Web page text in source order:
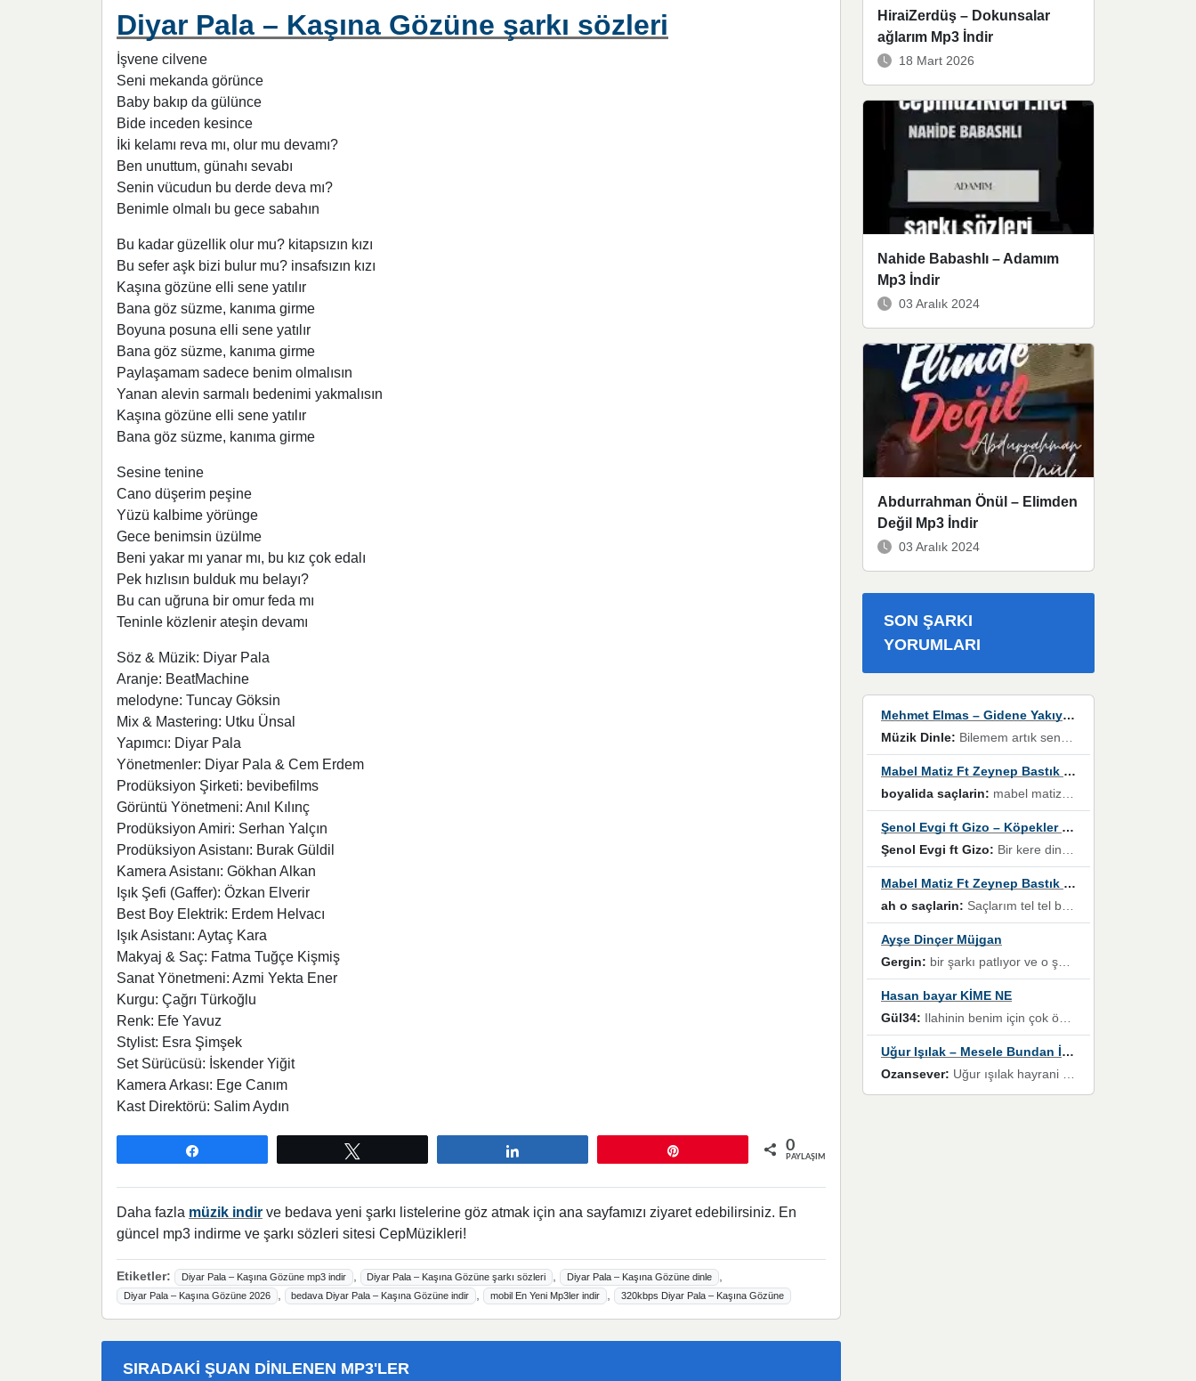
Diyar Pala – Kaşına Gözüne şarkı sözleri
İşvene cilvene
Seni mekanda görünce
Baby bakıp da gülünce
Bide inceden kesince
İki kelamı reva mı, olur mu devamı?
Ben unuttum, günahı sevabı
Senin vücudun bu derde deva mı?
Benimle olmalı bu gece sabahın
Bu kadar güzellik olur mu? kitapsızın kızı
Bu sefer aşk bizi bulur mu? insafsızın kızı
Kaşına gözüne elli sene yatılır
Bana göz süzme, kanıma girme
Boyuna posuna elli sene yatılır
Bana göz süzme, kanıma girme
Paylaşamam sadece benim olmalısın
Yanan alevin sarmalı bedenimi yakmalısın
Kaşına gözüne elli sene yatılır
Bana göz süzme, kanıma girme
Sesine tenine
Cano düşerim peşine
Yüzü kalbime yörünge
Gece benimsin üzülme
Beni yakar mı yanar mı, bu kız çok edalı
Pek hızlısın bulduk mu belayı?
Bu can uğruna bir omur feda mı
Teninle közlenir ateşin devamı
Söz & Müzik: Diyar Pala
Aranje: BeatMachine
melodyne: Tuncay Göksin
Mix & Mastering: Utku Ünsal
Yapımcı: Diyar Pala
Yönetmenler: Diyar Pala & Cem Erdem
Prodüksiyon Şirketi: bevibefilms
Görüntü Yönetmeni: Anıl Kılınç
Prodüksiyon Amiri: Serhan Yalçın
Prodüksiyon Asistanı: Burak Güldil
Kamera Asistanı: Gökhan Alkan
Işık Şefi (Gaffer): Özkan Elverir
Best Boy Elektrik: Erdem Helvacı
Işık Asistanı: Aytaç Kara
Makyaj & Saç: Fatma Tuğçe Kişmiş
Sanat Yönetmeni: Azmi Yekta Ener
Kurgu: Çağrı Türkoğlu
Renk: Efe Yavuz
Stylist: Esra Şimşek
Set Sürücüsü: İskender Yiğit
Kamera Arkası: Ege Canım
Kast Direktörü: Salim Aydın
0
PAYLAŞIMLAR
Daha fazla müzik indir ve bedava yeni şarkı listelerine göz atmak için ana sayfamızı ziyaret edebilirsiniz. En
güncel mp3 indirme ve şarkı sözleri sitesi CepMüzikleri!
Etiketler: Diyar Pala – Kaşına Gözüne mp3 indir , Diyar Pala – Kaşına Gözüne şarkı sözleri , Diyar Pala – Kaşına Gözüne dinle ,
Diyar Pala – Kaşına Gözüne 2026 , bedava Diyar Pala – Kaşına Gözüne indir , mobil En Yeni Mp3ler indir , 320kbps Diyar Pala – Kaşına Gözüne
SIRADAKI ŞUAN DINLENEN MP3'LER
HiraiZerdüş – Dokunsalar
ağlarım Mp3 İndir
18 Mart 2026
Nahide Babashlı – Adamım
Mp3 İndir
03 Aralık 2024
Abdurrahman Önül – Elimden
Değil Mp3 İndir
03 Aralık 2024
SON ŞARKI
YORUMLARI
Mehmet Elmas – Gidene Yakıyorum
Müzik Dinle: Bilemem artık senden bir şans daha / Düştüğün zaman ben olmayacağım yanında” dizeleri, artık geçmişin tekrarına izin verilmeyeceğini, kişisel sınırların çizildiğini gösteriyor.
Mabel Matiz Ft Zeynep Bastık – Saçların
boyalida saçlarin: mabel matiz'in maya albümünde yer alan güzellerden. parça da şarkı hani! müzikal altyapısına vurulduğum, sözlerinde kaybolduğum bir parça olmuş.
Şenol Evgi ft Gizo – Köpekler Tanımadıklarına havlar
Şenol Evgi ft Gizo: Bir kere dinlememe rağmen kulaklardan gitmiyor sen sen sen sen kurban ol sen sen sen sen hayran ol yükses ses müzik dinleme sebebisiniz canlar bomba gibi patladınız maşallah
Mabel Matiz Ft Zeynep Bastık – Saçların
ah o saçlarin: Saçlarım tel tel beyazlıyor beyazlagına degil yanımda sen yoksun ona üzülüyorum günler bir bir geçiyor geçen günlere değil sensiz geçen günlere darılıyorum,Dinledikce asla kavusamayacagim ama asla unutamicagim sevdiğim adam için yanar içim
Ayşe Dinçer Müjgan
Gergin: bir şarkı patlıyor ve o şarkıyı millet her paylaşımın altına koyuyor ve öyle bir durum hal alıyor ki şarkıyı dinlemeden şarkıdan bikıyorsun Ama bu enteresan bir şekilde dillere dolanıyor millet olarak seviyoruz dertlerle boğuşurken bir yandan da göbek atmayi))) diyeceklerim bu kadar güzel hoş bir sayfa emeğinize sağlık arkadaşlar kolay gelsin
Hasan bayar KİME NE
Gül34: Ilahinin benim için çok özel bir yeri var İlk çıktığında komşum ne kadar yüksek sesle dinliyorsa orada duymuştum ve YouTube'dan aratıp Bu ilahiyi bulmuştum ve sonra müdavimi oldum günlük Ben de 3-5 kere dinleyip ezberleyip artık ilahiye bende eşlik ediyorum yüksek sesle Allah razı olsun hizmet nimettir Rabbim sizin zahmetlerinize de hayırlı nimetler versin Selam ve dua ile Allah'a emanet olun
Uğur Işılak – Mesele Bundan İbaret
Ozansever: Uğur ışılak hayrani olarak eski yeni tüm eserlerini keyifle huzurla dinleyenlerden birisiyim, emeğine saygı duyan gönül veren bunu en güzel şekilde sevenlerine ulaştıran siz değerli sayfa yöneticilerine de teşekkür ederim